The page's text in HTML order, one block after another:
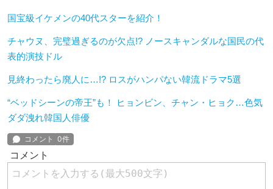
国宝級イケメンの40代スターを紹介！
チャウヌ、完璧過ぎるのが欠点!? ノースキャンダルな国民の代
表的演技ドル
見終わったら廃人に…!? ロスがハンパない韓流ドラマ5選
“ベッドシーンの帝王”も！ ヒョンビン、チャン・ヒョク…色気
ダダ洩れ韓国人俳優